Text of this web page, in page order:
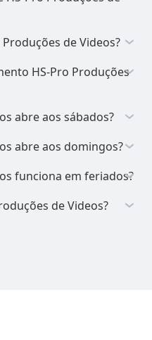
de Videos?
HS-Pro Produções
abre aos sábados?
abre aos domingos?
funciona em feriados?
de Videos?